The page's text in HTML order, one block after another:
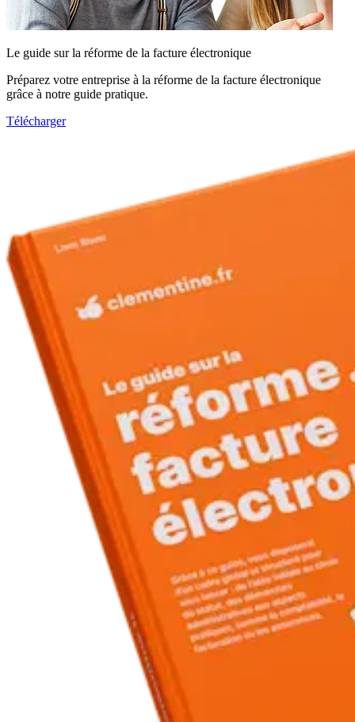
Le guide sur la réforme de la facture électronique
Préparez votre entreprise à la réforme de la facture électronique
grâce à notre guide pratique.
Télécharger